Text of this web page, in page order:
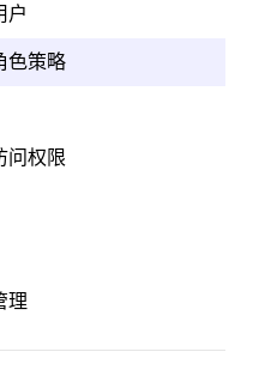
户
色策略
问权限
理